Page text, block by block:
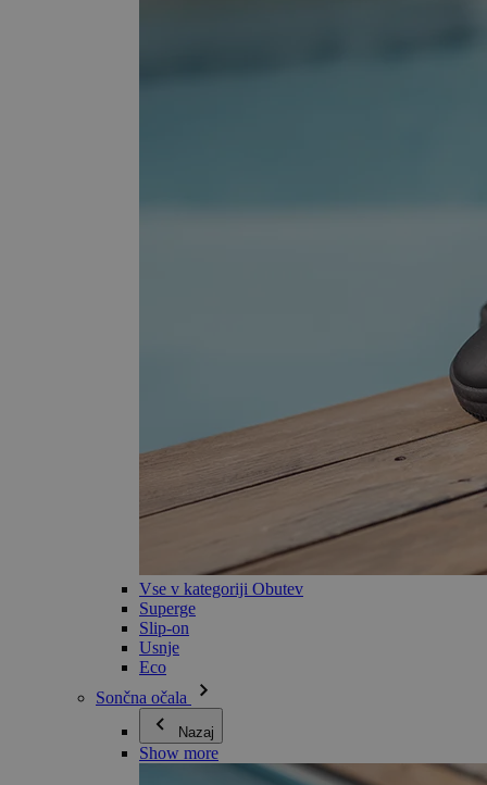
Vse v kategoriji Obutev
Superge
Slip-on
Usnje
Eco
Sončna očala
Nazaj
Show more